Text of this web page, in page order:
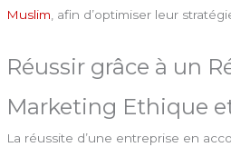
Muslim , afin d’optimiser leur
Réussir grâce à un
Marketing Ethique
La réussite d’une entreprise en